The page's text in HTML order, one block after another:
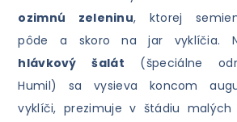
ozimnú zeleninu, ktorej
pôde a skoro na jar vyklíčia.
hlávkový šalát (špeciálne
Humil) sa vysieva koncom
vyklíči, prezimuje v štádiu